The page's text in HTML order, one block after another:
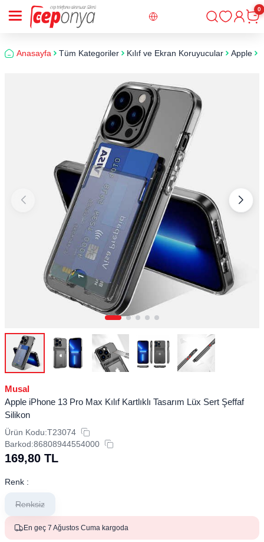
Giriş
0
Anasayfa Tüm Kategoriler Kılıf ve Ekran Koruyucular Apple
Musal
Apple iPhone 13 Pro Max Kılıf Kartlıklı Tasarım Lüx Sert Şeffaf
Silikon
Ürün Kodu:T23074
Barkod:86808944554000
169,80 TL
Renk :
Renksiz
En geç 7 Ağustos Cuma kargoda